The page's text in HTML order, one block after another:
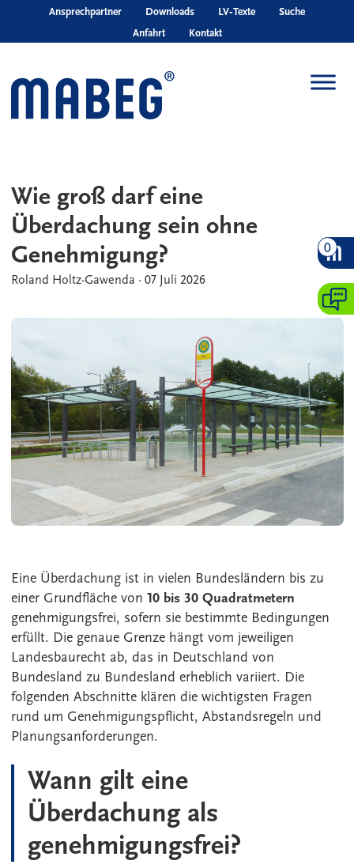
Skip to main content
Ansprechpartner Downloads LV‑Texte
Suche
Anfahrt
Kontakt
Wie groß darf eine
Überdachung sein ohne
Genehmigung?
Roland Holtz-Gawenda · 07 Juli 2026
Eine Überdachung ist in vielen Bundesländern bis zu
einer Grundfläche von 10 bis 30 Quadratmetern
genehmigungsfrei, sofern sie bestimmte Bedingungen
erfüllt. Die genaue Grenze hängt vom jeweiligen
Landesbaurecht ab, das in Deutschland von
Bundesland zu Bundesland erheblich variiert. Die
folgenden Abschnitte klären die wichtigsten Fragen
rund um Genehmigungspflicht, Abstandsregeln und
Planungsanforderungen.
Wann gilt eine
Überdachung als
genehmigungsfrei?
0